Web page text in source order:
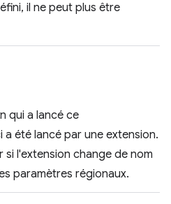
il ne peut plus être
qui a lancé ce
été lancé par une extension.
l'extension change de nom
paramètres régionaux.